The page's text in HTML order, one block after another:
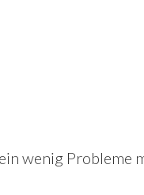
wenig Probleme